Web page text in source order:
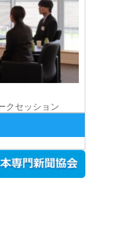
クセッション